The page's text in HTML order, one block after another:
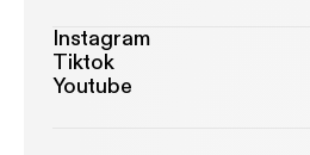
Instagram
Tiktok
Youtube